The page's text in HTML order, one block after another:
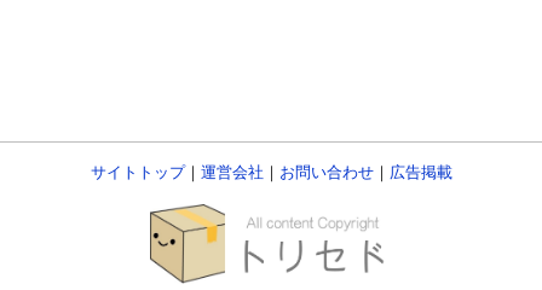
サイトトップ｜ 運営会社 お問い合わせ｜ 広告掲載